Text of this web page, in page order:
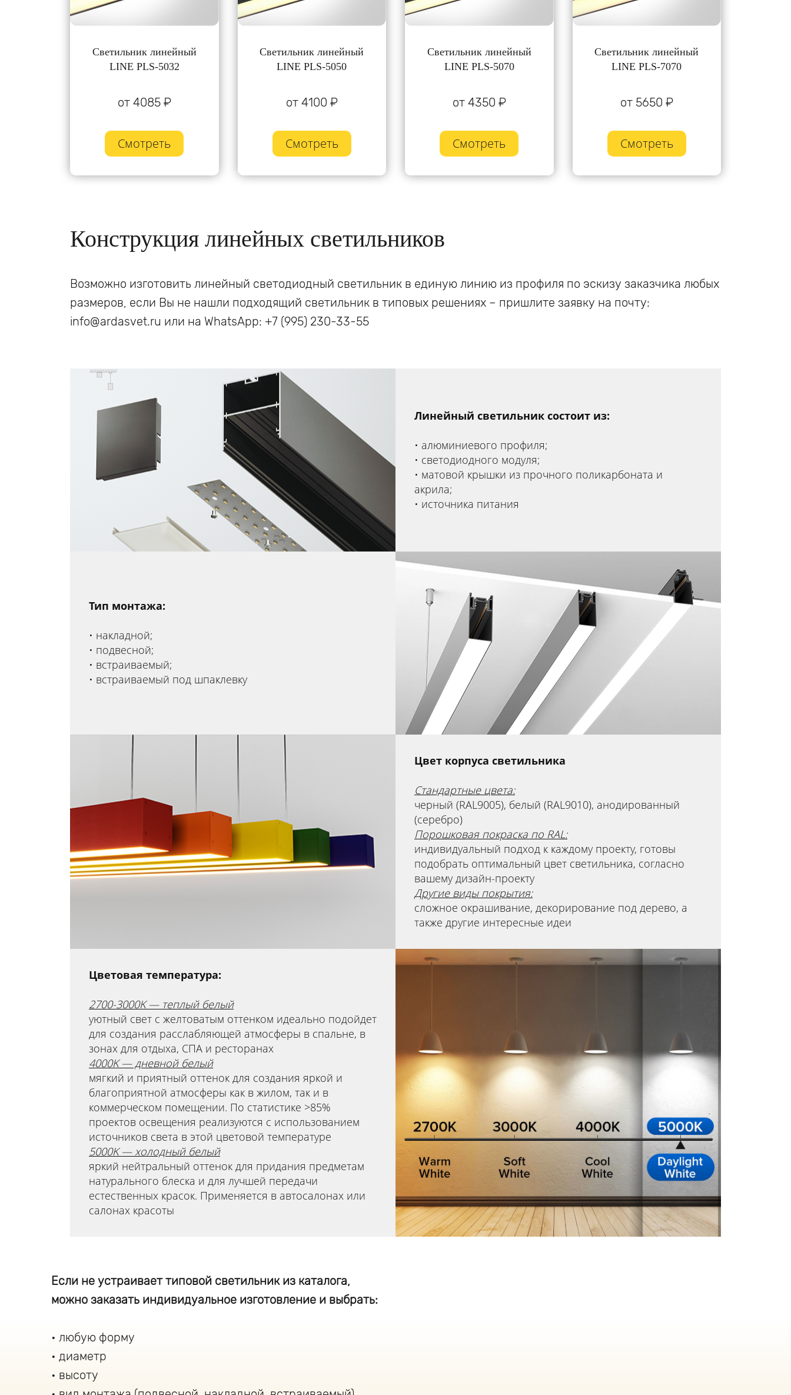
Светильник линейный
LINE PLS-5032
от 4085 ₽
Смотреть
Светильник линейный
LINE PLS-5050
от 4100 ₽
Смотреть
Светильник линейный
LINE PLS-5070
от 4350 ₽
Смотреть
Светильник линейный
LINE PLS-7070
от 5650 ₽
Смотреть
Конструкция линейных светильников
Возможно изготовить линейный светодиодный светильник в единую линию из профиля по эскизу заказчика любых
размеров, если Вы не нашли подходящий светильник в типовых решениях – пришлите заявку на почту:
info@ardasvet.ru или на WhatsApp: +7 (995) 230-33-55
Линейный светильник состоит из:
алюминиевого профиля;
светодиодного модуля;
матовой крышки из прочного поликарбоната и
акрила;
источника питания
Тип монтажа:
накладной;
подвесной;
встраиваемый;
встраиваемый под шпаклевку
Цвет корпуса светильника
Стандартные цвета:
черный (RAL9005), белый (RAL9010), анодированный
(серебро)
Порошковая покраска по RAL:
индивидуальный подход к каждому проекту, готовы
подобрать оптимальный цвет светильника, согласно
вашему дизайн-проекту
Другие виды покрытия:
сложное окрашивание, декорирование под дерево, а
также другие интересные идеи
Цветовая температура:
2700-3000K — теплый белый
уютный свет с желтоватым оттенком идеально подойдет
для создания расслабляющей атмосферы в спальне, в
зонах для отдыха, СПА и ресторанах
4000K — дневной белый
мягкий и приятный оттенок для создания яркой и
благоприятной атмосферы как в жилом, так и в
коммерческом помещении. По статистике >85%
проектов освещения реализуются с использованием
источников света в этой цветовой температуре
5000K — холодный белый
яркий нейтральный оттенок для придания предметам
натурального блеска и для лучшей передачи
естественных красок. Применяется в автосалонах или
салонах красоты
Если не устраивает типовой светильник из каталога,
можно заказать индивидуальное изготовление и выбрать:
любую форму
диаметр
высоту